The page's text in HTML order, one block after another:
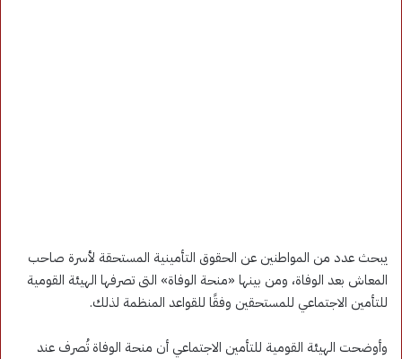
يبحث عدد من المواطنين عن الحقوق التأمينية المستحقة لأسرة صاحب
المعاش بعد الوفاة، ومن بينها «منحة الوفاة» التى تصرفها الهيئة القومية
للتأمين الاجتماعي للمستحقين وفقًا للقواعد المنظمة لذلك.
وأوضحت الهيئة القومية للتأمين الاجتماعي أن منحة الوفاة تُصرف عند